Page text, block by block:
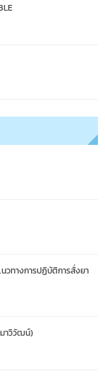
วทางการปฏิบัติการสั่งยา
าวิวัฒน์)